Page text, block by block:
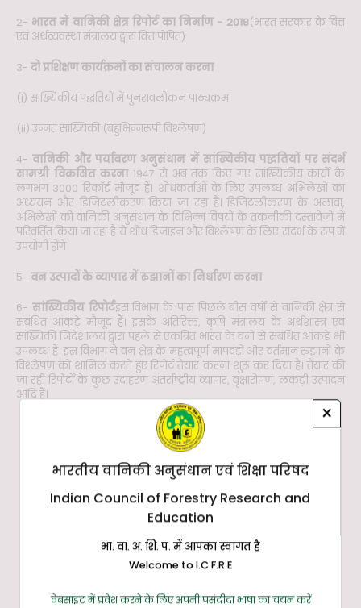
2- भारत में वानिकी क्षेत्र रिपोर्ट का निर्माण - 2018(भारत सरकार के वित्त
एवं अर्थव्यवस्था मंत्रालय द्वारा वित्त पोषित)
3- दो प्रशिक्षण कार्यक्रमों का संचालन करना
(i) सांख्यिकीय पद्धतियों में पुनरावलोकन पाठ्यक्रम
(ii) उन्नत सांख्यिकी (बहुभिन्नरूपी विश्लेषण)
4-वानिकी और पर्यावरण अनुसंधान में सांख्यिकीय पद्धतियों पर संदर्भ
सामग्री विकसित करना 1947 से अब तक किए गए सांख्यिकीय कार्यों के
लगभग 3000 रिकॉर्ड मौजूद हैं। शोधकर्ताओं के लिए उपलब्ध अभिलेखों का
अध्ययन और डिजिटलीकरण किया जा रहा है। डिजिटलीकरण के अलावा,
अभिलेखों को वानिकी अनुसंधान के विभिन्न विषयों के तकनीकी दस्तावेजों में
परिवर्तित किया जा रहा है।ये शोध डिजाइन और विश्लेषण के लिए संदर्भ के रूप में
उपयोगी होंगे।
5- वन उत्पादों के व्यापार में रुझानों का निर्धारण करना
6- सांख्यिकीय रिपोर्टइस विभाग के पास पिछले बीस वर्षों से वानिकी क्षेत्र से
संबंधित आंकड़े मौजूद हैं। इसके अतिरिक्त, कृषि मंत्रालय के अर्थशास्त्र एवं
सांख्यिकी निदेशालय द्वारा पहले से एकत्रित भारत के वनों से संबंधित आंकड़े भी
उपलब्ध हैं। इस विभाग ने वन क्षेत्र के महत्वपूर्ण मापदंडों और वर्तमान रुझानों के
विश्लेषण को शामिल करते हुए रिपोर्ट तैयार करना शुरू कर दिया है। तैयार की
जा रही रिपोर्टों के कुछ उदाहरण अंतर्राष्ट्रीय व्यापार, वृक्षारोपण, लकड़ी उत्पादन
आदि हैं।
×
भारतीय वानिकी अनुसंधान एवं शिक्षा परिषद
Indian Council of Forestry Research and
Education
भा. वा. अ. शि. प. में आपका स्वागत है
Welcome to I.C.F.R.E
वेबसाइट में प्रवेश करने के लिए अपनी पसंदीदा भाषा का चयन करें